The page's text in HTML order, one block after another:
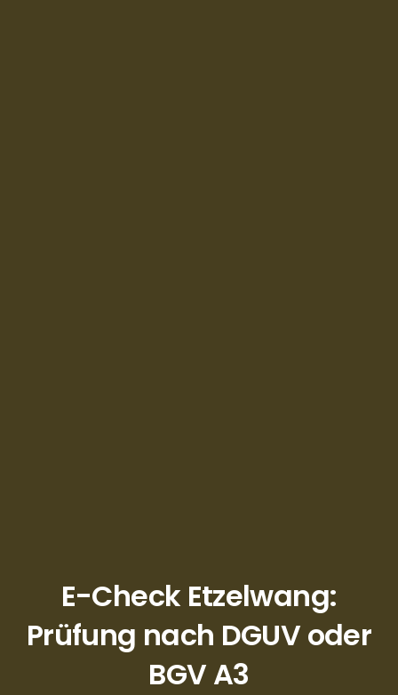
E-Check Etzelwang:
Prüfung nach DGUV oder
BGV A3